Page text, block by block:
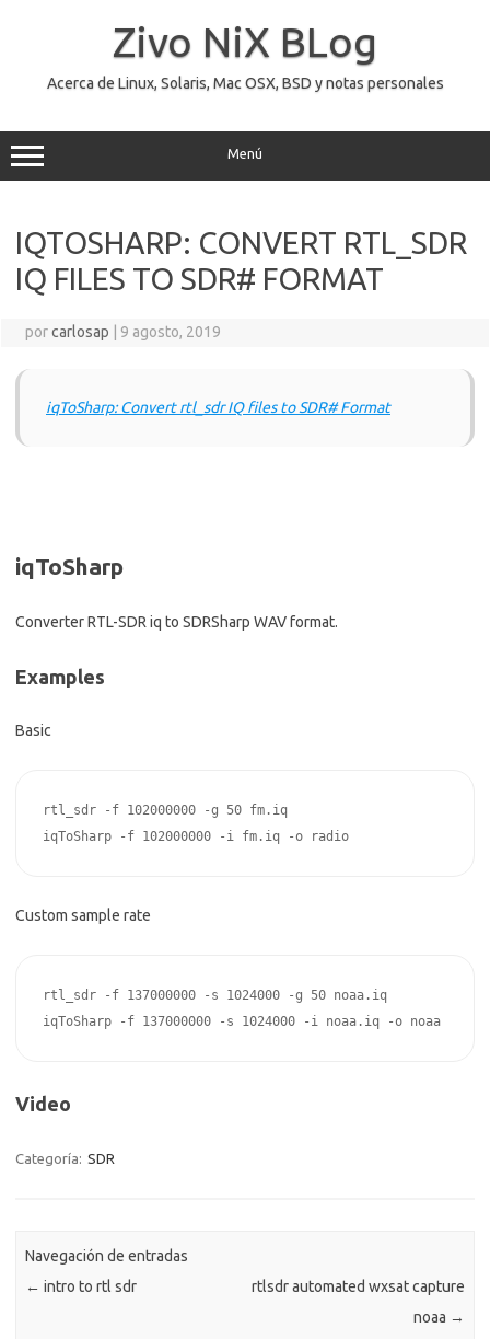
Zivo NiX BLog
Acerca de Linux, Solaris, Mac OSX, BSD y notas personales
Menú
IQTOSHARP: CONVERT RTL_SDR
IQ FILES TO SDR# FORMAT
porcarlosap 9 agosto, 2019
iqToSharp: Convert rtl_sdr IQ files to SDR# Format
iqToSharp
Converter RTL-SDR iq to SDRSharp WAV format.
Examples
Basic
rtl_sdr -f 102000000 -g 50 fm.iq
Custom sample rate
rtl_sdr -f 137000000 -s 1024000 -g 50 noaa.iq
Video
Categoría: SDR
Navegación de entradas
← intro to rtl sdr
rtlsdr automated wxsat capture
noaa →